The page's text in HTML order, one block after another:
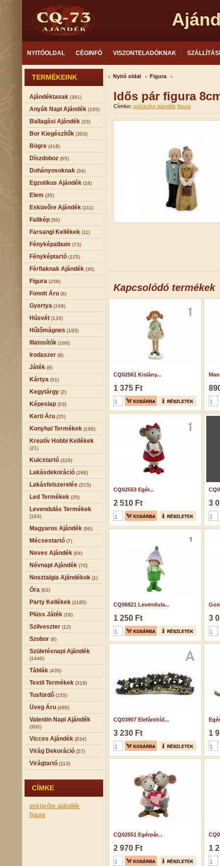
NYITÓOLDAL CÉGINFÓ VISZONTELADÓKNAK
TERMÉKEINK
Ajándéktasak (381)
Anyák Napi Ajándék (165)
Ballagási Ajándék (33)
Bor Kiegészítők (363)
Bögre (418)
Díszdoboz (65)
Dohányosoknak (34)
Egzotikus Ajándék (18)
Elem (35)
Esküvőre Ajándék (111)
Falikép (50)
Farsangi Kellékek (11)
Fényképalbum (73)
Fényképtartó (125)
Férfiaknak Ajándék (30)
Figura (258)
Fonott Áru (8)
Gyertya (169)
Húsvét (120)
Hűtőmágnes (183)
Illatosítók (166)
Irodaszer (8)
Játék (9)
Kártya (51)
Kegytárgy (2)
Képeslap (53)
Kerti Áru (35)
Konyhai Termékek (168)
Kreatív Hobbi Kellékek
(21)
Kulcstartó (329)
Lakásdekoráció (296)
Lakásfelszerelés (315)
Led Termékek (35)
Levendulás Termékek
(163)
Magyaros Ajándék (96)
Mécsestartó (7)
Neves Ajándék (64)
Névnapi Ajándék (70)
Nosztalgia Ajándékok (1)
Óra (63)
Party Kellékek (1185)
Plüss Játék (18)
Szilveszter (12)
Szobor (8)
Születésnapi Ajándék
(1440)
Táblák (435)
Textil Termékek (318)
Tusfürdő (155)
Üveg Áru (489)
Valentin Napi Ajándék
(300)
Vicces Ajándék (634)
Virág Dekoráció (57)
Virágtartó (113)
CÍMKE
esküvőre ajándék
figura
Nyitó oldal Figura
Idős pár figura
Címke: esküvőre ajándék figura
Kapcsolódó termékek
CQ02561 Kislány...
1 375 Ft
CQ02553 Egér...
2 510 Ft 3
CQ06821 Levendula...
1 250 Ft 3
CQ03907 Elefánthíd...
3 230 Ft 1
CQ02551 Egérpár...
2 970 Ft 1